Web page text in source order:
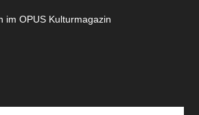
im OPUS Kulturmagazin